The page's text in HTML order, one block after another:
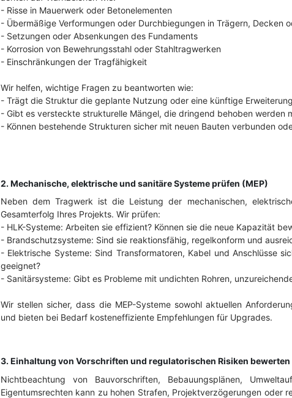
- Risse in Mauerwerk oder Betonelementen
- Übermäßige Verformungen oder Durchbiegungen in Trägern, Decken
- Setzungen oder Absenkungen des Fundaments
- Korrosion von Bewehrungsstahl oder Stahltragwerken
- Einschränkungen der Tragfähigkeit
Wir helfen, wichtige Fragen zu beantworten wie:
- Trägt die Struktur die geplante Nutzung oder eine künftige
- Gibt es versteckte strukturelle Mängel, die dringend behoben werden
- Können bestehende Strukturen sicher mit neuen Bauten verbunden
2. Mechanische, elektrische und sanitäre Systeme prüfen (MEP)
Neben dem Tragwerk ist die Leistung der mechanischen,
Gesamterfolg Ihres Projekts. Wir prüfen:
- HLK-Systeme: Arbeiten sie effizient? Können sie die neue Kapazität
- Brandschutzsysteme: Sind sie reaktionsfähig, regelkonform und
- Elektrische Systeme: Sind Transformatoren, Kabel und Anschlüsse
geeignet?
- Sanitärsysteme: Gibt es Probleme mit undichten Rohren,
Wir stellen sicher, dass die MEP-Systeme sowohl aktuellen
und bieten bei Bedarf kosteneffiziente Empfehlungen für Upgrades.
3. Einhaltung von Vorschriften und regulatorischen Risiken bewerten
Nichtbeachtung von Bauvorschriften, Bebauungsplänen,
Eigentumsrechten kann zu hohen Strafen, Projektverzögerungen oder